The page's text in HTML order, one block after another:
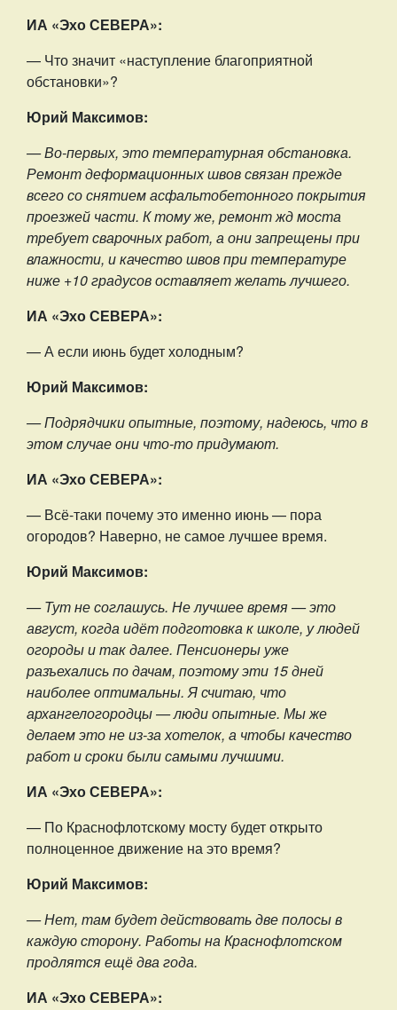
ИА «Эхо СЕВЕРА»:
— Что значит «наступление благоприятной
обстановки»?
Юрий Максимов:
— Во-первых, это температурная обстановка.
Ремонт деформационных швов связан прежде
всего со снятием асфальтобетонного покрытия
проезжей части. К тому же, ремонт жд моста
требует сварочных работ, а они запрещены при
влажности, и качество швов при температуре
ниже +10 градусов оставляет желать лучшего.
ИА «Эхо СЕВЕРА»:
— А если июнь будет холодным?
Юрий Максимов:
— Подрядчики опытные, поэтому, надеюсь, что в
этом случае они что-то придумают.
ИА «Эхо СЕВЕРА»:
— Всё-таки почему это именно июнь — пора
огородов? Наверно, не самое лучшее время.
Юрий Максимов:
— Тут не соглашусь. Не лучшее время — это
август, когда идёт подготовка к школе, у людей
огороды и так далее. Пенсионеры уже
разъехались по дачам, поэтому эти 15 дней
наиболее оптимальны. Я считаю, что
архангелогородцы — люди опытные. Мы же
делаем это не из-за хотелок, а чтобы качество
работ и сроки были самыми лучшими.
ИА «Эхо СЕВЕРА»:
— По Краснофлотскому мосту будет открыто
полноценное движение на это время?
Юрий Максимов:
— Нет, там будет действовать две полосы в
каждую сторону. Работы на Краснофлотском
продлятся ещё два года.
ИА «Эхо СЕВЕРА»: